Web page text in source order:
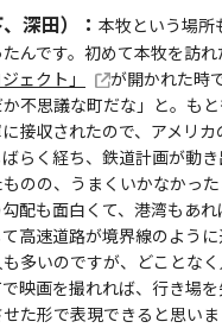
深田）： 本牧という場所
んです。初めて本牧を訪
ェクト」
が開かれた時
不思議な町だな」と。も
接収されたので、アメリ
らく経ち、鉄道計画が動
のの、うまくいかなかっ
配も面白くて、港湾もあれ
高速道路が境界線のよう
多いのですが、どことな
映画を撮れれば、行き場
た形で表現できると思いま